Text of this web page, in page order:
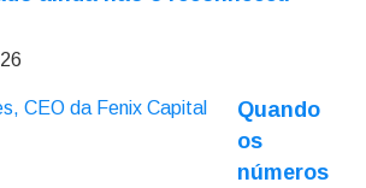
Quando
os
números